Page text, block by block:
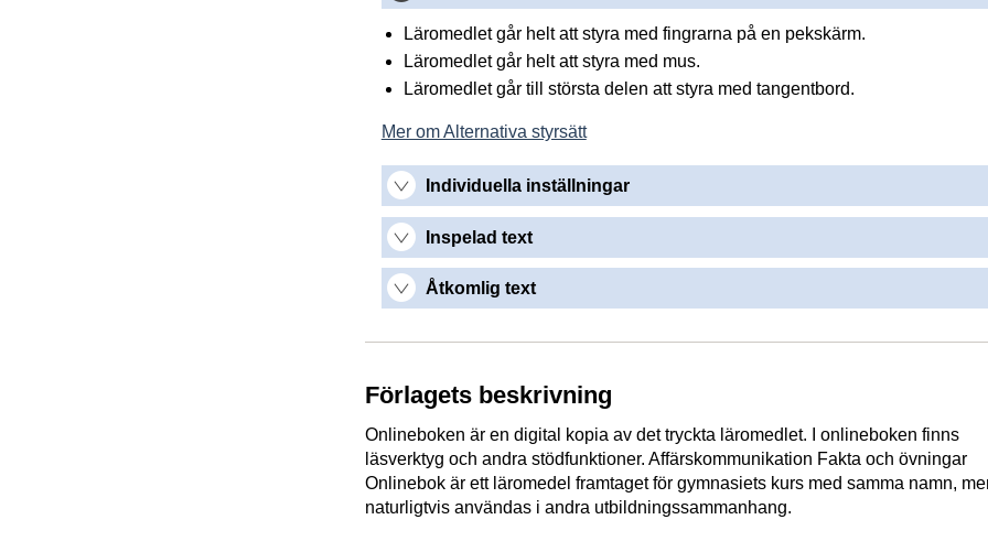
Läromedlet går helt att styra med fingrarna på en pekskärm.
Läromedlet går helt att styra med mus.
Läromedlet går till största delen att styra med tangentbord.
Mer om Alternativa styrsätt
Individuella inställningar
Inspelad text
Åtkomlig text
Förlagets beskrivning
Onlineboken är en digital kopia av det tryckta läromedlet. I onlineboken finns
läsverktyg och andra stödfunktioner. Affärskommunikation Fakta och övningar
Onlinebok är ett läromedel framtaget för gymnasiets kurs med samma namn,
naturligtvis användas i andra utbildningssammanhang.